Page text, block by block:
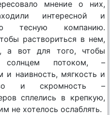
мнение о них,
интересной и
тесную компанию.
раствориться в нем,
а вот для того, чтобы
солнцем потоком, –
и наивность, мягкость и
и скромность –
сплелись в крепкую,
не хотелось ослаблять.